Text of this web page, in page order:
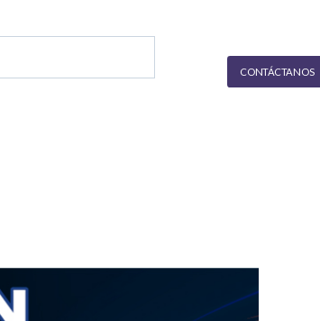
CONTÁCTANOS